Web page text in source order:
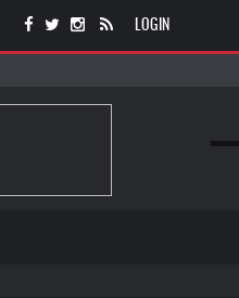
LOGIN